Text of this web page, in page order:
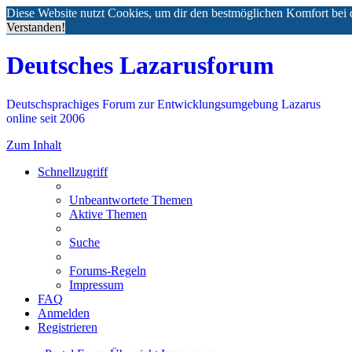
Diese Website nutzt Cookies, um dir den bestmöglichen Komfort bei
Verstanden!
Deutsches Lazarusforum
Deutschsprachiges Forum zur Entwicklungsumgebung Lazarus
online seit 2006
Zum Inhalt
Schnellzugriff
Unbeantwortete Themen
Aktive Themen
Suche
Forums-Regeln
Impressum
FAQ
Anmelden
Registrieren